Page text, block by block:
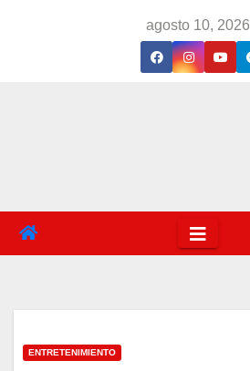
agosto 10, 2026
ENTRETENIMIENTO